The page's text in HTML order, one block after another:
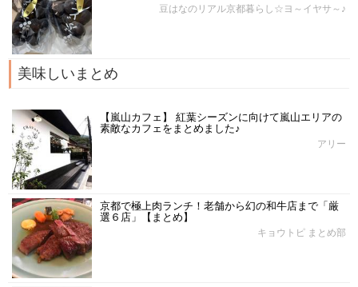
豆はなのリアル京都暮らし☆ヨ～イヤサ～♪
美味しいまとめ
【嵐山カフェ】 紅葉シーズンに向けて嵐山エリアの
素敵なカフェをまとめました♪
アリー
京都で極上肉ランチ！老舗から幻の和牛店まで「厳
選６店」【まとめ】
キョウトピ まとめ部